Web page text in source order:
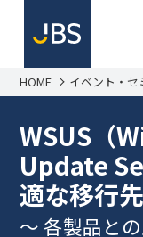
HOME イベント・セ
WSUS（
Update
適な移行
～ 各製品と